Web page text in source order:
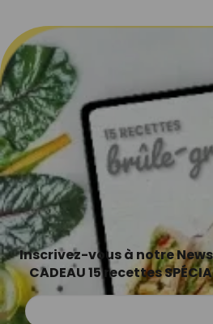
Inscrivez-vous à notre
CADEAU 15 recettes